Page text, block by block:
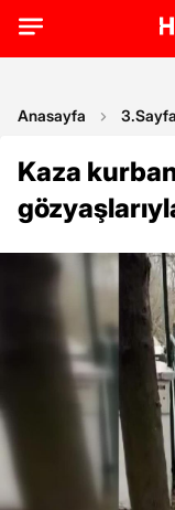
Anasayfa 3.Sayfa
Kaza